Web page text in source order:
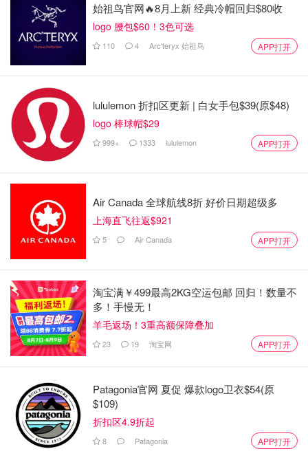
始祖鸟官网🔥8月上新 经典冷帽回归$80收
logo 腰包$60！3色可选
110 4 Arc'teryx 始祖鸟 APP打开
lululemon 折扣区更新 | 白女手包$39(原$48)
logo 棒球帽$29
999+ 1333 lululemon APP打开
Air Canada 全球航线8折 好价日期超级多
上海直飞往返$921
5 Air Canada APP打开
淘宝满￥499最高2KG空运包邮 回归！数量不
多！手慢无！
羊毛返场！3重高额保障叠加
23 19 淘宝网 APP打开
Patagonia官网 夏促 爆款logo卫衣$54(原
$109)
折扣区4.9折起
8 Patagonia APP打开